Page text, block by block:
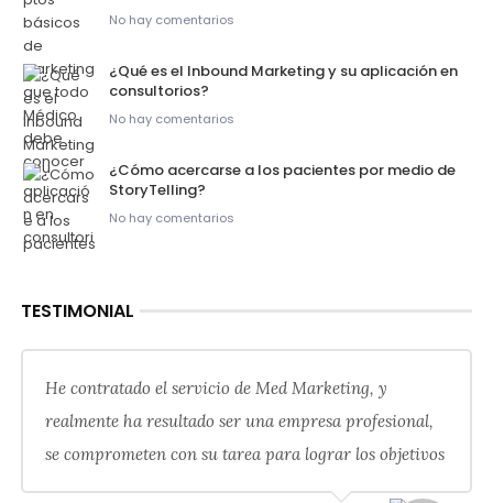
No hay comentarios
¿Qué es el Inbound Marketing y su aplicación en
consultorios?
No hay comentarios
¿Cómo acercarse a los pacientes por medio de
StoryTelling?
No hay comentarios
TESTIMONIAL
He contratado el servicio de Med Marketing, y
realmente ha resultado ser una empresa profesional,
se comprometen con su tarea para lograr los objetivos